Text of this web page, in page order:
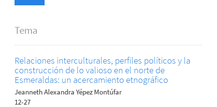
Tema
Relaciones interculturales, perfiles políticos y la
construcción de lo valioso en el norte de
Esmeraldas: un acercamiento etnográfico
Jeanneth Alexandra Yépez Montúfar
12-27